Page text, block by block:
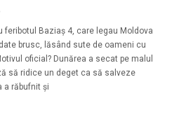
feribotul Baziaș 4, care legau Moldova
brusc, lăsând sute de oameni cu
oficial? Dunărea a secat pe malul
să ridice un deget ca să salveze
a răbufnit și